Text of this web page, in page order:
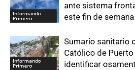
Informando
Primero
ante sistema
este fin de semana
Informando
Primero
Sumario sanitario
Católico de
identificar